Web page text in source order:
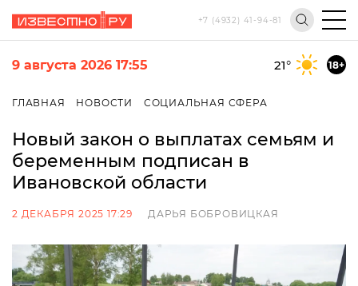
+7 (4932) 41-94-81
9 августа 2026 17:55 21° 18+
ГЛАВНАЯ НОВОСТИ СОЦИАЛЬНАЯ СФЕРА
Новый закон о выплатах семьям и
беременным подписан в
Ивановской области
2 ДЕКАБРЯ 2025 17:29 ДАРЬЯ БОБРОВИЦКАЯ